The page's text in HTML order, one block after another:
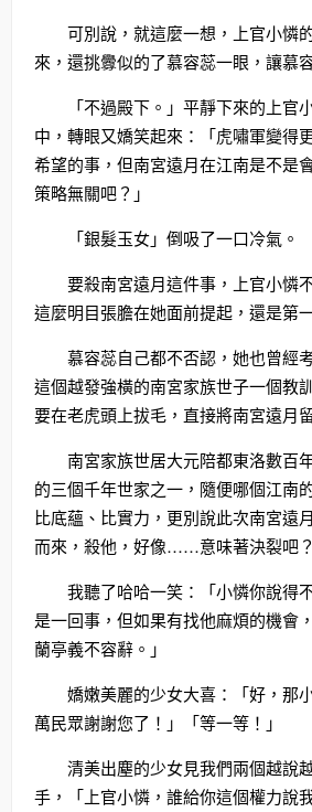
可別說，就這麼一想，上官小憐
來，還挑釁似的了慕容蕊一眼，讓慕
「不過殿下。」平靜下來的上官
中，轉眼又嬌笑起來：「虎嘯軍變得
希望的事，但南宮遠月在江南是不是
策略無關吧？」
「銀髮玉女」倒吸了一口冷氣。
要殺南宮遠月這件事，上官小憐
這麼明目張膽在她面前提起，還是第
慕容蕊自己都不否認，她也曾經
這個越發強橫的南宮家族世子一個教
要在老虎頭上拔毛，直接將南宮遠月
南宮家族世居大元陪都東洛數百
的三個千年世家之一，隨便哪個江南
比底蘊、比實力，更別說此次南宮遠
而來，殺他，好像……意味著決裂吧？
我聽了哈哈一笑：「小憐你說得
是一回事，但如果有找他麻煩的機會
蘭亭義不容辭。」
嬌嫩美麗的少女大喜：「好，那
萬民眾謝謝您了！」「等一等！」
清美出塵的少女見我們兩個越說
手，「上官小憐，誰給你這個權力說